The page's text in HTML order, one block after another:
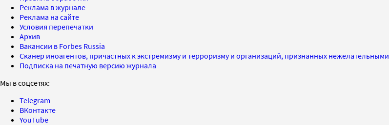
Реклама в журнале
Реклама на сайте
Условия перепечатки
Архив
Вакансии в Forbes Russia
Сканер иноагентов, причастных к экстремизму и терроризму и организаций, признанных нежелательными
Подписка на печатную версию журнала
Мы в соцсетях:
Telegram
ВКонтакте
YouTube